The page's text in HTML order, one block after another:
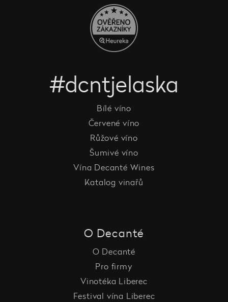
#dcntjelaska
Bílé víno
Červené víno
Růžové víno
Šumivé víno
Vína Decanté Wines
Katalog vinařů
O Decanté
O Decanté
Pro firmy
Vinotéka Liberec
Festival vína Liberec